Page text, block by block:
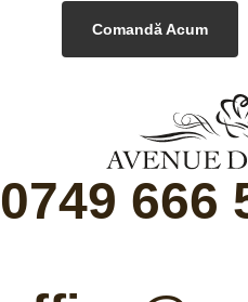
Comandă Acum
0749 666